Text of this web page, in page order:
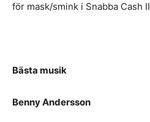
för mask/smink i Snabba Cash II
Bästa musik
Benny Andersson